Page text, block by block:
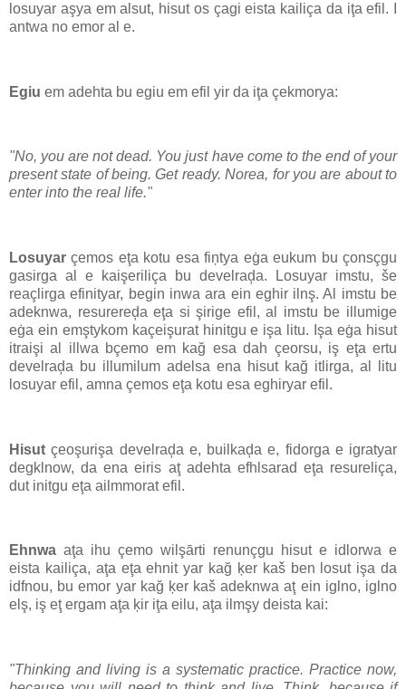
losuyar aşya em alsut, hisut os çagi eista kailiça da iţa efil. I
antwa no emor al e.
Egiu em adehta bu egiu em efil yir da iţa çekmorya:
"No, you are not dead. You just have come to the end of your
present state of being. Get ready. Norea, for you are about to
enter into the real life."
Losuyar çemos eţa kotu esa fiņtya eġa eukum bu çonsçgu
gasirga al e kaişeriliça bu develraḑa. Losuyar imstu, še
reaçlirga efinityar, begin inwa ara ein eghir ilnş. Al imstu be
adeknwa, resurereḑa eţa si şirige efil, al imstu be illumige
eġa ein emştykom kaçeişurat hinitgu e işa litu. Işa eġa hisut
itraişi al illwa bçemo em kağ esa dah çeorsu, iş eţa ertu
develraḑa bu illumilum adelsa ena hisut kağ itlirga, al litu
losuyar efil, amna çemos eţa kotu esa eghiryar efil.
Hisut çeoşurişa develraḑa e, builkaḑa e, fidorga e igratyar
degklnow, da ena eiris aţ adehta efhlsarad eţa resureliça,
dut initgu eţa ailmmorat efil.
Ehnwa aţa ihu çemo wilşārti renunçgu hisut e idlorwa e
eista kailiça, aţa eţa ehnit yar kağ ķer kaš ben losut işa da
idfnou, bu emor yar kağ ķer kaš adeknwa aţ ein iglno, iglno
elş, iş eţ ergam aţa ķir iţa eilu, aţa ilmşy deista kai:
"Thinking and living is a systematic practice. Practice now,